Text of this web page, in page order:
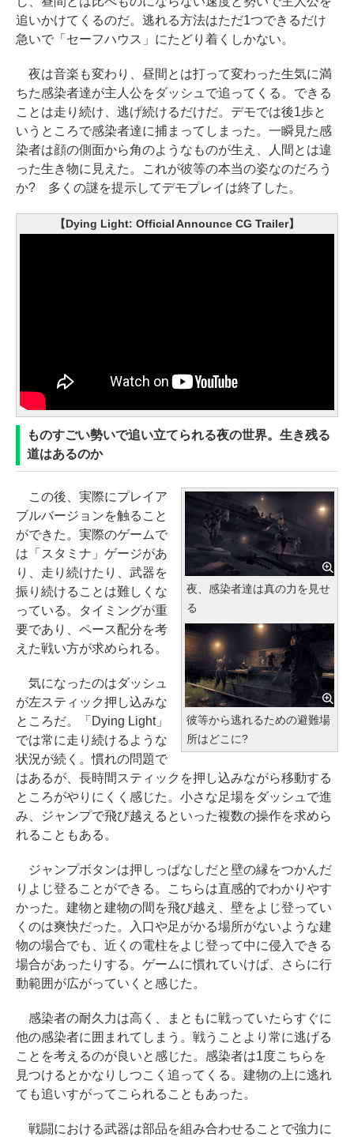
追いかけてくるのだ。逃れる方法はただ1つできるだけ
急いで「セーフハウス」にたどり着くしかない。
夜は音楽も変わり、昼間とは打って変わった生気に満
ちた感染者達が主人公をダッシュで追ってくる。できる
ことは走り続け、逃げ続けるだけだ。デモでは後1歩と
いうところで感染者達に捕まってしまった。一瞬見た感
染者は顔の側面から角のようなものが生え、人間とは違
った生き物に見えた。これが彼等の本当の姿なのだろう
か? 多くの謎を提示してデモプレイは終了した。
【Dying Light: Official Announce CG Trailer】
ものすごい勢いで追い立てられる夜の世界。生き残る
道はあるのか
夜、感染者達は真の力を見せ
る
彼等から逃れるための避難場
所はどこに?
この後、実際にプレイア
ブルバージョンを触ること
ができた。実際のゲームで
は「スタミナ」ゲージがあ
り、走り続けたり、武器を
振り続けることは難しくな
っている。タイミングが重
要であり、ペース配分を考
えた戦い方が求められる。
気になったのはダッシュ
が左スティック押し込みな
ところだ。「Dying Light」
では常に走り続けるような
状況が続く。慣れの問題で
はあるが、長時間スティックを押し込みながら移動する
ところがやりにくく感じた。小さな足場をダッシュで進
み、ジャンプで飛び越えるといった複数の操作を求めら
れることもある。
ジャンプボタンは押しっぱなしだと壁の縁をつかんだ
りよじ登ることができる。こちらは直感的でわかりやす
かった。建物と建物の間を飛び越え、壁をよじ登ってい
くのは爽快だった。入口や足がかる場所がないような建
物の場合でも、近くの電柱をよじ登って中に侵入できる
場合があったりする。ゲームに慣れていけば、さらに行
動範囲が広がっていくと感じた。
感染者の耐久力は高く、まともに戦っていたらすぐに
他の感染者に囲まれてしまう。戦うことより常に逃げる
ことを考えるのが良いと感じた。感染者は1度こちらを
見つけるとかなりしつこく追ってくる。建物の上に逃れ
ても追いすがってこられることもあった。
戦闘における武器は部品を組み合わせることで強力に